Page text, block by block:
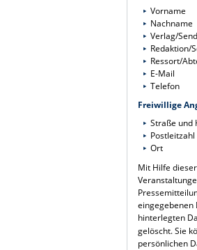
Vorname
Nachname
Verlag/
Redaktion/
Ressort/
E-Mail
Telefon
Freiwillige
Straße und
Postleitzahl
Ort
Mit Hilfe
eingegebenen
hinterlegten
gelöscht. Sie
persönlichen